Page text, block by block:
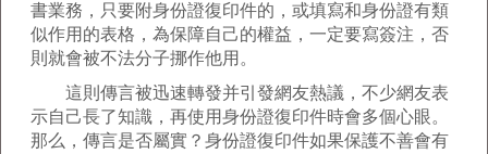
書業務，只要附身份證復印件的，或填寫和身份證有類
似作用的表格，為保障自己的權益，一定要寫簽注，否
則就會被不法分子挪作他用。
這則傳言被迅速轉發并引發網友熱議，不少網友表
示自己長了知識，再使用身份證復印件時會多個心眼。
那么，傳言是否屬實？身份證復印件如果保護不善會有